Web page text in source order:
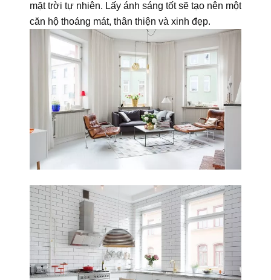
mặt trời tự nhiên. Lấy ánh sáng tốt sẽ tạo nên một
căn hộ thoáng mát, thân thiện và xinh đẹp.